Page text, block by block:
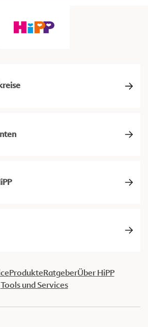
ProdukteRatgeberÜber HiPP
Tools und Services